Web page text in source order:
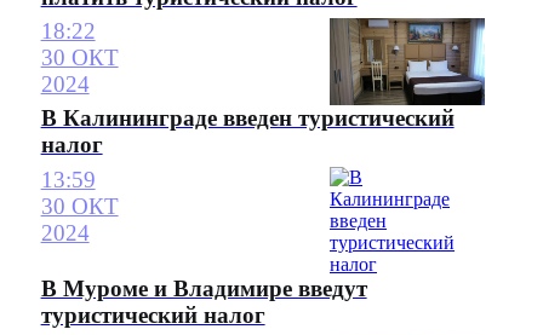
18:22
30 ОКТ
2024
В Калининграде введен туристический
налог
13:59
30 ОКТ
2024
В Муроме и Владимире введут
туристический налог